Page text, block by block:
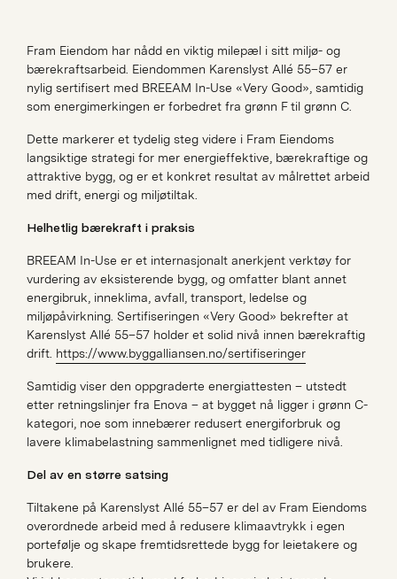
Hva leter du etter?
Søk
Fram Eiendom har nådd en viktig milepæl i sitt miljø- og
bærekraftsarbeid. Eiendommen Karenslyst Allé 55–57 er
nylig sertifisert med BREEAM In-Use «Very Good», samtidig
som energimerkingen er forbedret fra grønn F til grønn C.
Dette markerer et tydelig steg videre i Fram Eiendoms
langsiktige strategi for mer energieffektive, bærekraftige og
attraktive bygg, og er et konkret resultat av målrettet arbeid
med drift, energi og miljøtiltak.
Helhetlig bærekraft i praksis
BREEAM In-Use er et internasjonalt anerkjent verktøy for
vurdering av eksisterende bygg, og omfatter blant annet
energibruk, inneklima, avfall, transport, ledelse og
miljøpåvirkning. Sertifiseringen «Very Good» bekrefter at
Karenslyst Allé 55–57 holder et solid nivå innen bærekraftig
drift. https://www.byggalliansen.no/sertifiseringer
Samtidig viser den oppgraderte energiattesten – utstedt
etter retningslinjer fra Enova – at bygget nå ligger i grønn C-
kategori, noe som innebærer redusert energiforbruk og
lavere klimabelastning sammenlignet med tidligere nivå.
Del av en større satsing
Tiltakene på Karenslyst Allé 55–57 er del av Fram Eiendoms
overordnede arbeid med å redusere klimaavtrykk i egen
portefølje og skape fremtidsrettede bygg for leietakere og
brukere.